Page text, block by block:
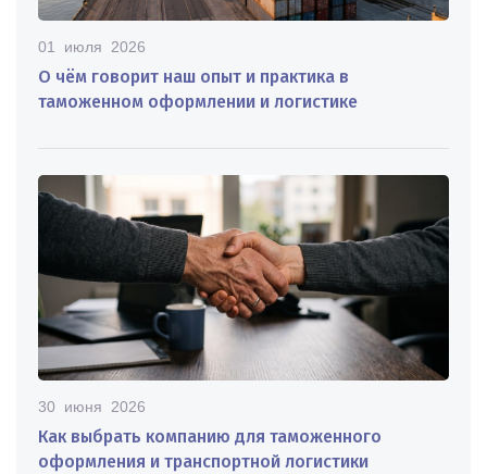
01 июля 2026
О чём говорит наш опыт и практика в
таможенном оформлении и логистике
30 июня 2026
Как выбрать компанию для таможенного
оформления и транспортной логистики